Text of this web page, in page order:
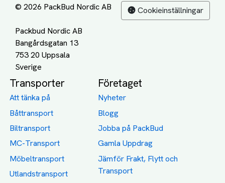
© 2026 PackBud Nordic AB
Packbud Nordic AB
Bangårdsgatan 13
753 20 Uppsala
Cookieinställningar
Transporter
Att tänka på
Båttransport
Biltransport
MC-Transport
Möbeltransport
Utlandstransport
Företaget
Nyheter
Blogg
Jobba på PackBud
Gamla Uppdrag
Jämför Frakt, Flytt och
Transport